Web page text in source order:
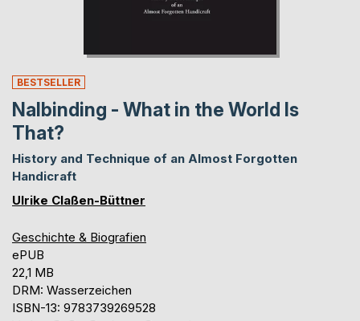
BESTSELLER
Nalbinding - What in the World Is
That?
History and Technique of an Almost Forgotten
Handicraft
Ulrike Claßen-Büttner
Geschichte & Biografien
ePUB
22,1 MB
DRM: Wasserzeichen
ISBN-13: 9783739269528